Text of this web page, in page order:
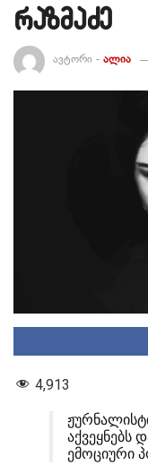
რაზმაძე
ავტორი - ალია
4,913
აქვეყნებს
ემოციური